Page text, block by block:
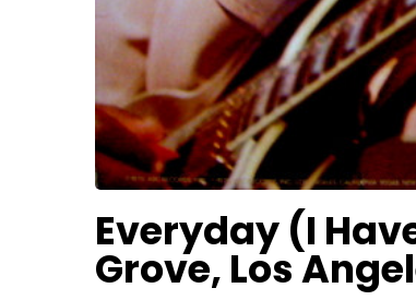
Everyday (I
Grove, Los